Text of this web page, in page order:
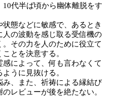
代半ば頃から幽体離脱をす
態などに敏感で、あるとき
の波動を感じ取る受信機の
その力を人のために役立て
とを決意する。
によって、何も言わなくて
うに見抜ける。
、また、祈祷による縁結び
レビューが後を絶たない。